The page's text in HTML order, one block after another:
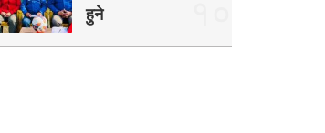
हुने